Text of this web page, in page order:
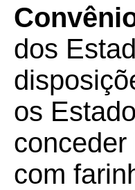
dos
os
com